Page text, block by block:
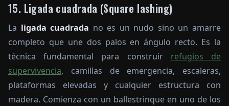
15. Ligada cuadrada (Square lashing)
La ligada cuadrada no es un nudo sino un amarre
completo que une dos palos en ángulo recto. Es la
técnica fundamental para construir refugios de
supervivencia, camillas de emergencia, escaleras,
plataformas elevadas y cualquier estructura con
madera. Comienza con un ballestrinque en uno de los